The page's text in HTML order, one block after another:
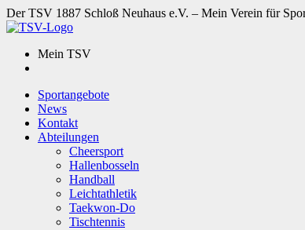
Der TSV 1887 Schloß Neuhaus e.V. – Mein Verein für
Mein TSV
Sportangebote
News
Kontakt
Abteilungen
Cheersport
Hallenbosseln
Handball
Leichtathletik
Taekwon-Do
Tischtennis